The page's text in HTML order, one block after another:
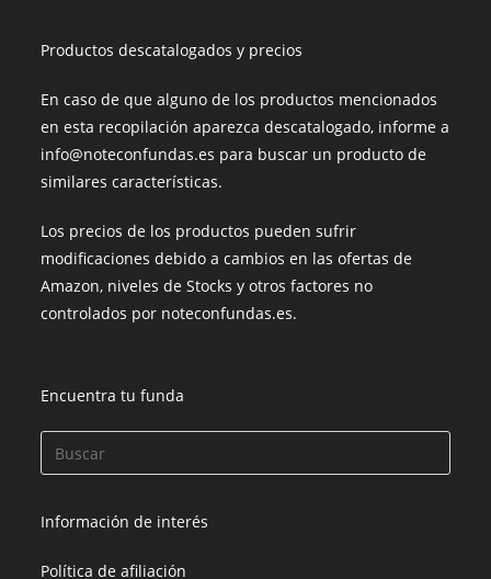
Productos descatalogados y precios
En caso de que alguno de los productos mencionados
en esta recopilación aparezca descatalogado, informe a
info@noteconfundas.es para buscar un producto de
similares características.
Los precios de los productos pueden sufrir
modificaciones debido a cambios en las ofertas de
Amazon, niveles de Stocks y otros factores no
controlados por noteconfundas.es.
Encuentra tu funda
Información de interés
Política de afiliación